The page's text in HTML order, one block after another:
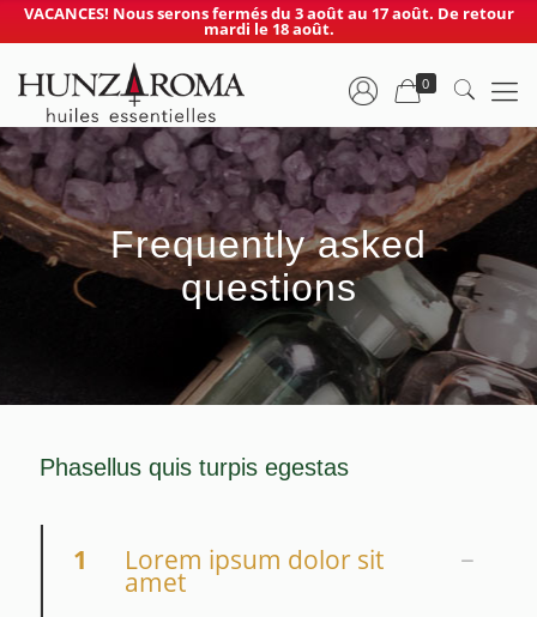
VACANCES! Nous serons fermés du 3 août au 17 août. De retour
mardi le 18 août.
0
Frequently asked
questions
Phasellus quis turpis egestas
1 Lorem ipsum dolor sit
amet